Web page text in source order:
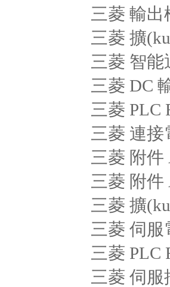
三菱 輸出
三菱 擴
三菱 智能
三菱 DC
三菱 PLC
三菱 連接
三菱 附件
三菱 附件
三菱 擴
三菱 伺服
三菱 PLC
三菱 伺服